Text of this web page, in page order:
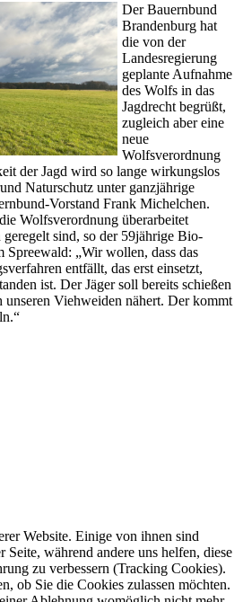
Der Bauernbund
Brandenburg hat
die von der
Landesregierung
geplante Aufnahme
des Wolfs in das
Jagdrecht begrüßt,
zugleich aber eine
neue
Wolfsverordnung
der Jagd wird so lange wirkungslos
Naturschutz unter ganzjährige
Vorstand Frank Michelchen.
Wolfsverordnung überarbeitet
sind, so der 59jährige Bio-
Spreewald: „Wir wollen, dass das
entfällt, das erst einsetzt,
ist. Der Jäger soll bereits schießen
Viehweiden nähert. Der kommt
Website. Einige von ihnen sind
Seite, während andere uns helfen, diese
zu verbessern (Tracking Cookies).
ob Sie die Cookies zulassen möchten.